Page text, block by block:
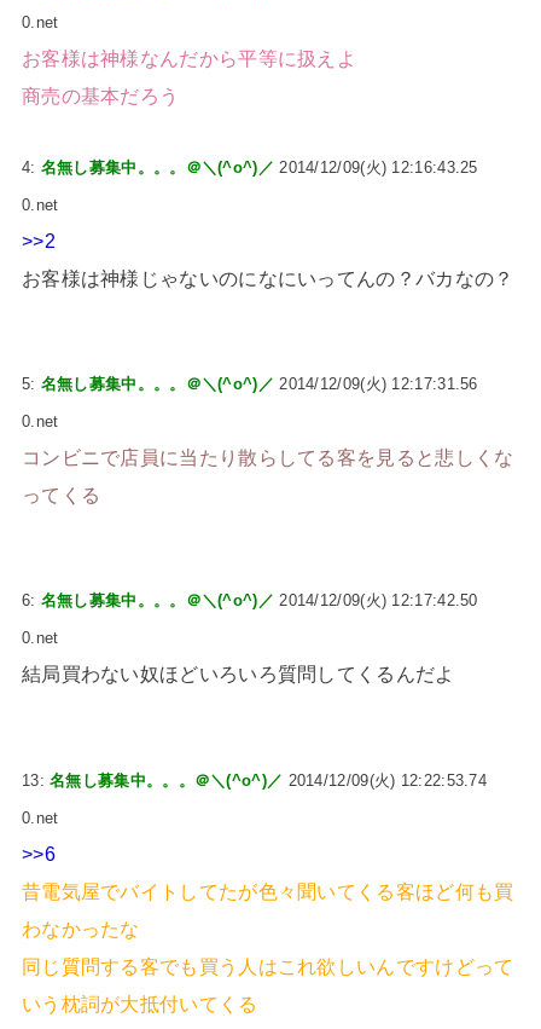
0.net
お客様は神様なんだから平等に扱えよ
商売の基本だろう
4: 名無し募集中。。。＠＼(^o^)／ 2014/12/09(火) 12:16:43.25
0.net
>>2
お客様は神様じゃないのになにいってんの？バカなの？
5: 名無し募集中。。。＠＼(^o^)／ 2014/12/09(火) 12:17:31.56
0.net
コンビニで店員に当たり散らしてる客を見ると悲しくな
ってくる
6: 名無し募集中。。。＠＼(^o^)／ 2014/12/09(火) 12:17:42.50
0.net
結局買わない奴ほどいろいろ質問してくるんだよ
13:名無し募集中。。。＠＼(^o^)／ 2014/12/09(火) 12:22:53.74
0.net
>>6
昔電気屋でバイトしてたが色々聞いてくる客ほど何も買
わなかったな
同じ質問する客でも買う人はこれ欲しいんですけどって
いう枕詞が大抵付いてくる